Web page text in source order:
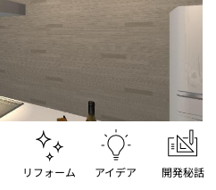
リフォーム アイデア 開発秘話